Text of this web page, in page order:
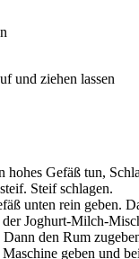
und ziehen lassen
hohes Gefäß tun,
Steif schlagen.
unten rein geben.
Joghurt-Milch-
den Rum
geben und bei